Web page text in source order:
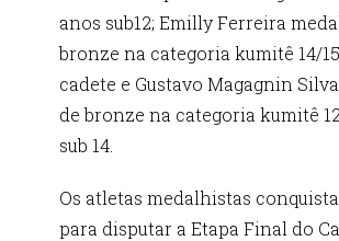
anos sub12; Emilly Ferreira
bronze na categoria kumitê 14/
cadete e Gustavo Magagnin
de bronze na categoria kumitê
sub 14.
Os atletas medalhistas
para disputar a Etapa Final do